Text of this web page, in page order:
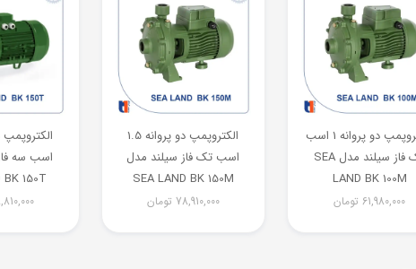
الکتروپمپ دو پروانه 1 اسب
تک فاز سیلند مدل SEA
LAND BK 100M
61,980,000 تومان
الکتروپمپ دو پروانه 1.5
اسب تک فاز سیلند مدل
SEA LAND BK 150M
78,910,000 تومان
اسب سه
BK 150T